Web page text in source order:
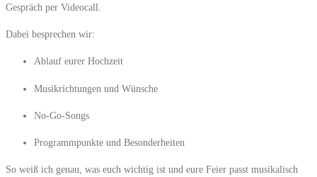
Gespräch per Videocall.
Dabei besprechen wir:
Ablauf eurer Hochzeit
Musikrichtungen und Wünsche
No-Go-Songs
Programmpunkte und Besonderheiten
So weiß ich genau, was euch wichtig ist und eure Feier passt musikalisch